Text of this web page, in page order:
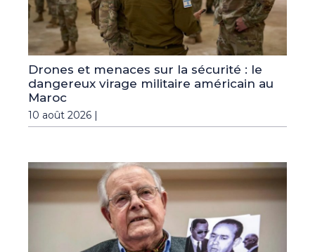
Drones et menaces sur la sécurité : le
dangereux virage militaire américain au
Maroc
10 août 2026 |